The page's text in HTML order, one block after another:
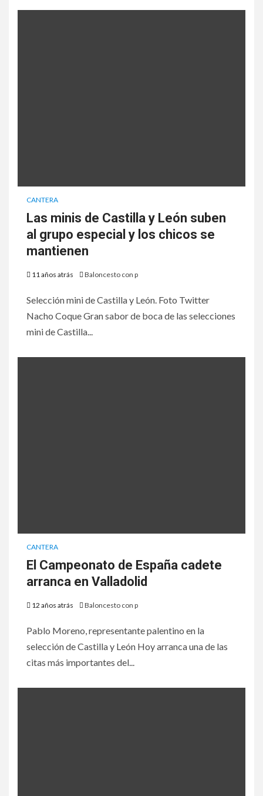
CANTERA
Las minis de Castilla y León suben
al grupo especial y los chicos se
mantienen
11 años atrás Baloncesto con p
Selección mini de Castilla y León. Foto Twitter
Nacho Coque Gran sabor de boca de las selecciones
mini de Castilla...
CANTERA
El Campeonato de España cadete
arranca en Valladolid
12 años atrás Baloncesto con p
Pablo Moreno, representante palentino en la
selección de Castilla y León Hoy arranca una de las
citas más importantes del...